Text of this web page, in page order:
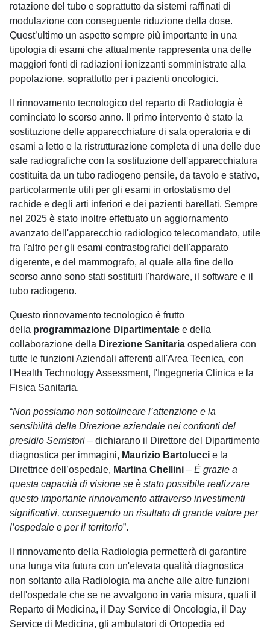
rotazione del tubo e soprattutto da sistemi raffinati di
modulazione con conseguente riduzione della dose.
Quest’ultimo un aspetto sempre più importante in una
tipologia di esami che attualmente rappresenta una delle
maggiori fonti di radiazioni ionizzanti somministrate alla
popolazione, soprattutto per i pazienti oncologici.
Il rinnovamento tecnologico del reparto di Radiologia è
cominciato lo scorso anno. Il primo intervento è stato la
sostituzione delle apparecchiature di sala operatoria e di
esami a letto e la ristrutturazione completa di una delle due
sale radiografiche con la sostituzione dell'apparecchiatura
costituita da un tubo radiogeno pensile, da tavolo e stativo,
particolarmente utili per gli esami in ortostatismo del
rachide e degli arti inferiori e dei pazienti barellati. Sempre
nel 2025 è stato inoltre effettuato un aggiornamento
avanzato dell'apparecchio radiologico telecomandato, utile
fra l'altro per gli esami contrastografici dell'apparato
digerente, e del mammografo, al quale alla fine dello
scorso anno sono stati sostituiti l'hardware, il software e il
tubo radiogeno.
Questo rinnovamento tecnologico è frutto
della programmazione Dipartimentale e della
collaborazione della Direzione Sanitaria ospedaliera con
tutte le funzioni Aziendali afferenti all'Area Tecnica, con
l'Health Technology Assessment, l'Ingegneria Clinica e la
Fisica Sanitaria.
“Non possiamo non sottolineare l’attenzione e la
sensibilità della Direzione aziendale nei confronti del
presidio Serristori – dichiarano il Direttore del Dipartimento
diagnostica per immagini, Maurizio Bartolucci e la
Direttrice dell’ospedale, Martina Chellini – È grazie a
questa capacità di visione se è stato possibile realizzare
questo importante rinnovamento attraverso investimenti
significativi, conseguendo un risultato di grande valore per
l’ospedale e per il territorio”.
Il rinnovamento della Radiologia permetterà di garantire
una lunga vita futura con un'elevata qualità diagnostica
non soltanto alla Radiologia ma anche alle altre funzioni
dell'ospedale che se ne avvalgono in varia misura, quali il
Reparto di Medicina, il Day Service di Oncologia, il Day
Service di Medicina, gli ambulatori di Ortopedia ed